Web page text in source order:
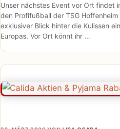
Unser nächstes Event vor Ort findet
den Profifußball der TSG
exklusiver Blick hinter die Kulissen
Europas. Vor Ort könnt ihr …